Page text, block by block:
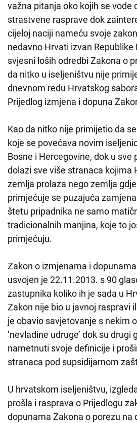
važna pitanja oko kojih se vode
strastvene rasprave dok
cijeloj naciji nameću svoje
nedavno Hrvati izvan
svjesni loših odredbi Zakona o
da nitko u iseljeništvu nije
dnevnom redu Hrvatskog
Prijedlog izmjena i dopuna
Kao da nitko nije primijetio da
koje se povećava novim
Bosne i Hercegovine, dok u sve
dolazi sve više stranaca kojima
zemlja prolaza nego zemlja
primjećuje se puzajuća
štetu pripadnika ne samo
tradicionalnih manjina, koje to
primjećuju.
Zakon o izmjenama i
usvojen je 22.11.2013. s 90
zastupnika koliko ih je sada u
Zakon nije bio u javnoj raspravi
je obavio savjetovanje s nekim
‘nevladine udruge’ dok su drugi
nametnuti svoje definicije i
stranaca pod supsidijarnom
U hrvatskom iseljeništvu,
prošla i rasprava o Prijedlogu
dopunama Zakona o porezu na